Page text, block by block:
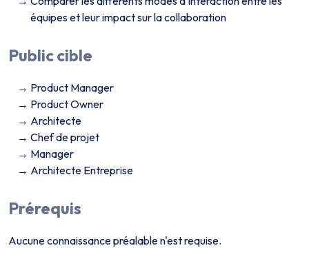
équipes et leur impact sur la collaboration
Public cible
Product Manager
Product Owner
Architecte
Chef de projet
Manager
Architecte Entreprise
Prérequis
Aucune connaissance préalable n'est requise.